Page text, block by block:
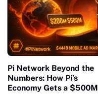
Pi Network Beyond the
Numbers: How Pi’s
Economy Gets a $500M